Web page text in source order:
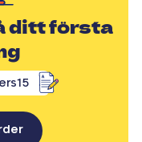
ditt första